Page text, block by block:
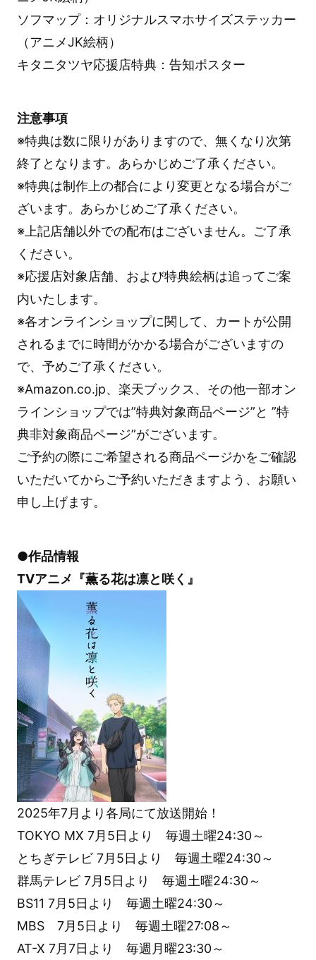
ソフマップ：オリジナルスマホサイズステッカー
（アニメJK絵柄）
キタニタツヤ応援店特典：告知ポスター
注意事項
※特典は数に限りがありますので、無くなり次第
終了となります。あらかじめご了承ください。
※特典は制作上の都合により変更となる場合がご
ざいます。あらかじめご了承ください。
※上記店舗以外での配布はございません。ご了承
ください。
※応援店対象店舗、および特典絵柄は追ってご案
内いたします。
※各オンラインショップに関して、カートが公開
されるまでに時間がかかる場合がございますの
で、予めご了承ください。
※Amazon.co.jp、楽天ブックス、その他一部オン
ラインショップでは”特典対象商品ページ”と ”特
典非対象商品ページ”がございます。
ご予約の際にご希望される商品ページかをご確認
いただいてからご予約いただきますよう、お願い
申し上げます。
●作品情報
TVアニメ『薫る花は凛と咲く』
2025年7月より各局にて放送開始！
TOKYO MX 7月5日より 毎週土曜24:30～
とちぎテレビ 7月5日より 毎週土曜24:30～
群馬テレビ 7月5日より 毎週土曜24:30～
BS11 7月5日より 毎週土曜24:30～
MBS 7月5日より 毎週土曜27:08～
AT-X 7月7日より 毎週月曜23:30～